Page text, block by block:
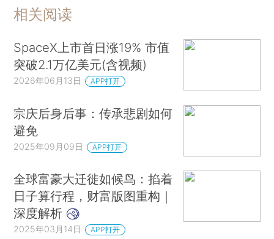
相关阅读
SpaceX上市首日涨19% 市值
突破2.1万亿美元(含视频)
2026年06月13日 APP打开
宗庆后身后事：传承悲剧如何
避免
2025年09月09日 APP打开
全球富豪大迁徙如候鸟：掐着
日子算行程，财富版图重构｜
深度解析
2025年03月14日 APP打开